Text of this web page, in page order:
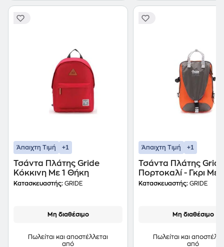
Άπαιχτη Τιμή +1
Τσάντα Πλάτης Gride
Κόκκινη Με 1 Θήκη
Κατασκευαστής: GRIDE
Μη διαθέσιμο
Πωλείται και αποστέλλεται
από
Άπαιχτη Τιμή +1
Τσάντα Πλάτης Gride
Πορτοκαλί - Γκρι Με
Κατασκευαστής: GRIDE
Μη διαθέσιμο
Πωλείται και
από